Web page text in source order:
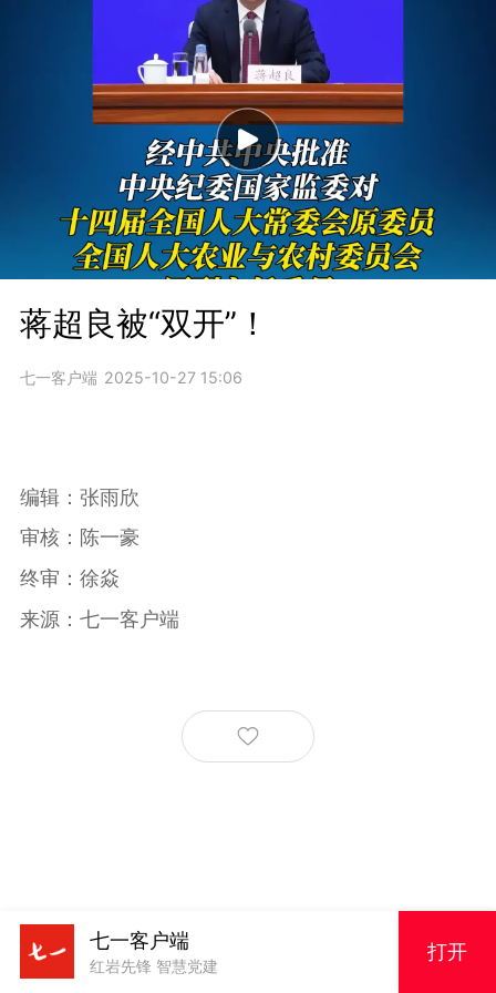
蒋超良被“双开”！
七一客户端 2025-10-27 15:06
编辑：张雨欣
审核：陈一豪
终审：徐焱
来源：七一客户端
七一客户端
红岩先锋 智慧党建
打开